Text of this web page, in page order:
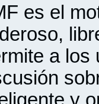
es el
a los
y